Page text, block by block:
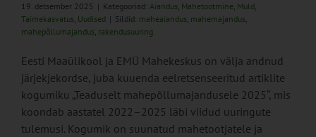
19. detsember 2025 | Kategooriad: Aiandus, Mahetootmine, Muld,
Taimekasvatus, Uudised | Sildid: maheaiandus, mahemajandus,
mahepõllumajandus, rakendusuuring
Eesti Maaülikool ja EMÜ Mahekeskus on välja andnud
järjekjekordse, juba kuuenda eelretsenseeritud artiklite
kogumiku „Teaduselt mahepõllumajandusele 2025“, mis
koondab aastatel 2022–2025 läbi viidud uuringute
tulemusi. Kogumik on suunatud mahetootjatele ja